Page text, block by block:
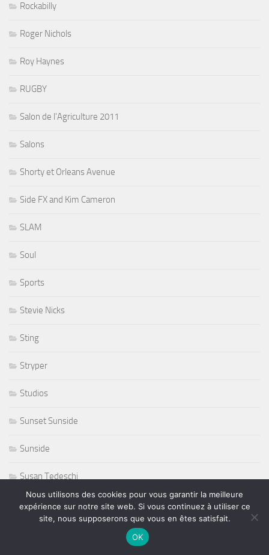
Rockabilly
Roger Nichols
Roy Haynes
RUGBY
Salon de l'Agriculture 2011
Salons
Shorty et Orleans Avenue
Side FX and Kim Cameron
SLAM
Soul
Sports
Stevie Nicks
Sting
Stryper
Studios
Sunset Sunside
Sunside
Susan Tedeschi
Ted Curson
Nous utilisons des cookies pour vous garantir la meilleure
expérience sur notre site web. Si vous continuez à utiliser ce
site, nous supposerons que vous en êtes satisfait.
OK